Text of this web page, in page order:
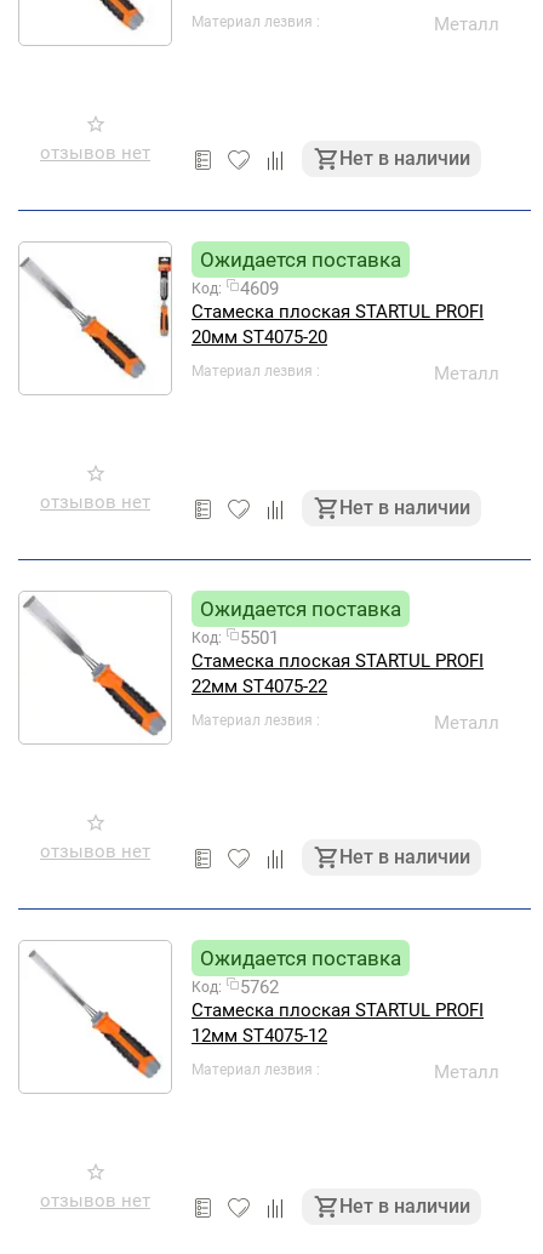
отзывов нет
Материал лезвия Металл
Нет в наличии
отзывов нет
Ожидается поставка
Код:
4609
Стамеска плоская STARTUL PROFI
20мм ST4075-20
Материал лезвия Металл
Нет в наличии
отзывов нет
Ожидается поставка
Код:
5501
Стамеска плоская STARTUL PROFI
22мм ST4075-22
Материал лезвия Металл
Нет в наличии
отзывов нет
Ожидается поставка
Код:
5762
Стамеска плоская STARTUL PROFI
12мм ST4075-12
Материал лезвия Металл
Нет в наличии